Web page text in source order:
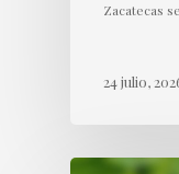
Zacatecas
24 julio,